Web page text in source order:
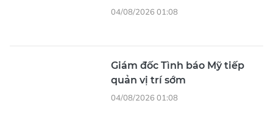
04/08/2026 01:08
Giám đốc Tình báo Mỹ tiếp
quản vị trí sớm
04/08/2026 01:08